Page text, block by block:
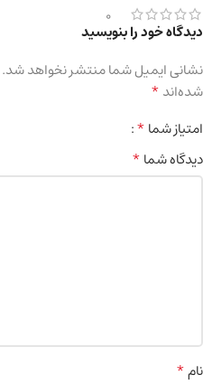
0
دیدگاه خود را بنویسید
نشانی ایمیل شما منتشر نخواهد شد.
شده‌اند*
امتیاز شما*
دیدگاه شما*
نام*